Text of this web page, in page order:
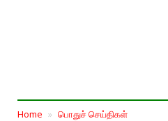
Home பொதுச் செய்திகள்